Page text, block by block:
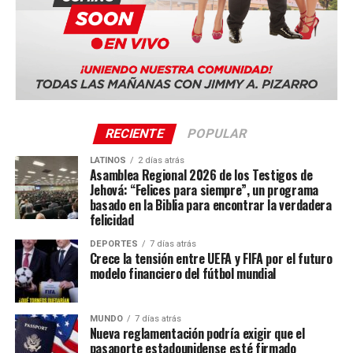
Quito, Ecuador
Sevilla, España
La serie mundial también incluye sedes en Costa Rica,
Portugal, Sudáfrica y Tailandia.
RECIENTE POPULAR
LATINOS 2 días atrás
Asamblea Regional 2026 de los Testigos de
Jehová: “Felices para siempre”, un programa
basado en la Biblia para encontrar la verdadera
felicidad
DEPORTES 7 días atrás
Crece la tensión entre UEFA y FIFA por el futuro
modelo financiero del fútbol mundial
MUNDO 7 días atrás
Nueva reglamentación podría exigir que el
pasaporte estadounidense esté firmado